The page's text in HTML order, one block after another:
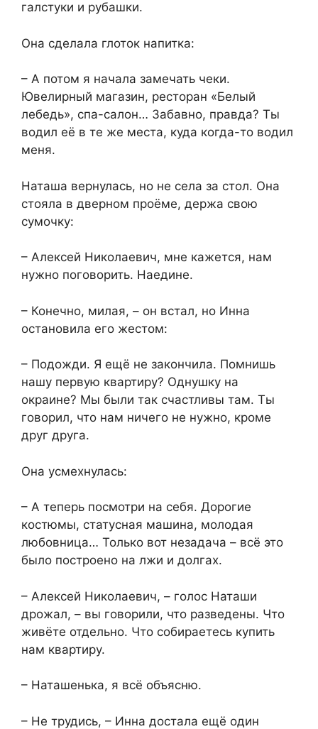
галстуки и рубашки.
Она сделала глоток напитка:
– А потом я начала замечать чеки.
Ювелирный магазин, ресторан «Белый
лебедь», спа-салон… Забавно, правда? Ты
водил её в те же места, куда когда-то водил
меня.
Наташа вернулась, но не села за стол. Она
стояла в дверном проёме, держа свою
сумочку:
– Алексей Николаевич, мне кажется, нам
нужно поговорить. Наедине.
– Конечно, милая, – он встал, но Инна
остановила его жестом:
– Подожди. Я ещё не закончила. Помнишь
нашу первую квартиру? Однушку на
окраине? Мы были так счастливы там. Ты
говорил, что нам ничего не нужно, кроме
друг друга.
Она усмехнулась:
– А теперь посмотри на себя. Дорогие
костюмы, статусная машина, молодая
любовница… Только вот незадача – всё это
было построено на лжи и долгах.
– Алексей Николаевич, – голос Наташи
дрожал, – вы говорили, что разведены. Что
живёте отдельно. Что собираетесь купить
нам квартиру.
– Наташенька, я всё объясню.
– Не трудись, – Инна достала ещё один